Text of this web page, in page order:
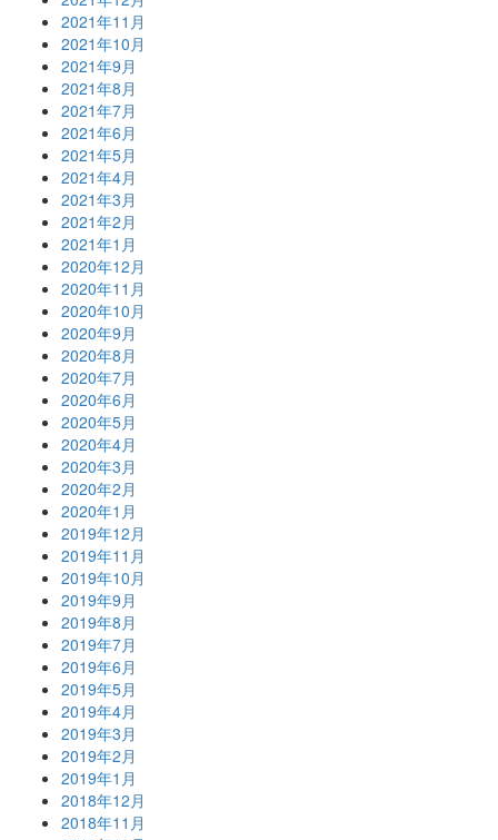
2021年11月
2021年10月
2021年9月
2021年8月
2021年7月
2021年6月
2021年5月
2021年4月
2021年3月
2021年2月
2021年1月
2020年12月
2020年11月
2020年10月
2020年9月
2020年8月
2020年7月
2020年6月
2020年5月
2020年4月
2020年3月
2020年2月
2020年1月
2019年12月
2019年11月
2019年10月
2019年9月
2019年8月
2019年7月
2019年6月
2019年5月
2019年4月
2019年3月
2019年2月
2019年1月
2018年12月
2018年11月